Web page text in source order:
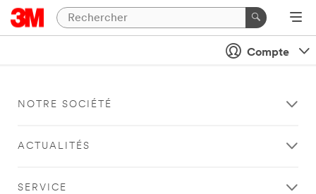
Compte
NOTRE SOCIÉTÉ
ACTUALITÉS
SERVICE